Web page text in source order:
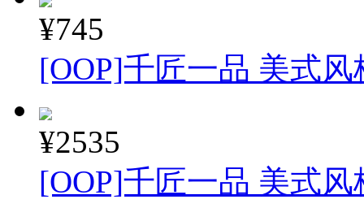
¥745
[OOP]千匠一品 美式
¥2535
[OOP]千匠一品 美式